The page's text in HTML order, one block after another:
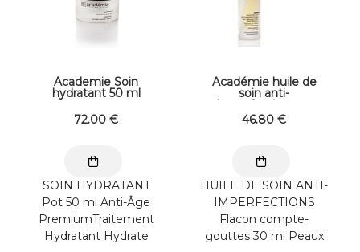
Academie Soin
hydratant 50 ml
72.00 €
SOIN HYDRATANT
Pot 50 ml Anti-Âge
PremiumTraitement
Hydratant Hydrate
Académie huile de
soin anti-
imperfections au
romarin de France 30
ml
46.80 €
HUILE DE SOIN ANTI-
IMPERFECTIONS
Flacon compte-
gouttes 30 ml Peaux